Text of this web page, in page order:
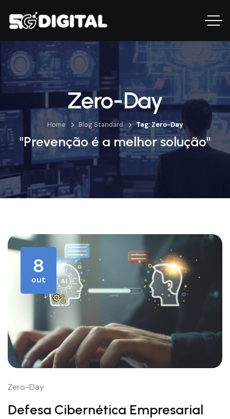
Zero-Day
Home Blog Standard Tag: Zero-Day
"Prevenção é a melhor solução"
8
out
Zero-Day
Defesa Cibernética Empresarial